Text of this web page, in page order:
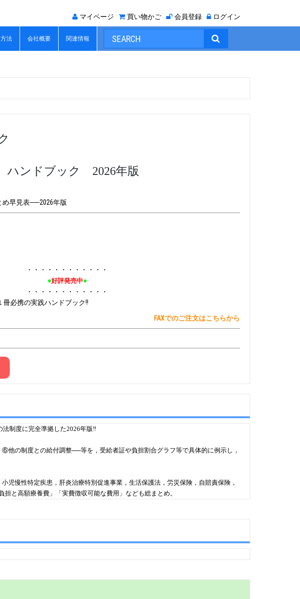
マイページ 買い物かご 会員登録 ログイン
法 会社概要 関連情報 
ハンドブック 2026年版
早見表──2026年版
・・・・・・・・・・・・
●好評発売中●
・・・・・・・・・・・・
必携の実践ハンドブック‼
FAXでのご注文はこちらから
制度に完全準拠した2026年版‼
の制度との給付調整──等を，受給者証や負担割合グラフ等で具体的に例示し，
児慢性特定疾患，肝炎治療特別促進事業，生活保護法，労災保険，自賠責保険，
と高額療養費」「実費徴収可能な費用」なども総まとめ。